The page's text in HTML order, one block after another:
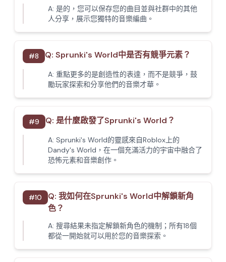
A: 是的，您可以保存您的曲目並與社群中的其他
人分享，展示您獨特的音樂編曲。
#8 Q: Sprunki's World中是否有競爭元素？
A: 重點更多的是創造性的表達，而不是競爭，鼓
勵玩家探索和分享他們的音樂才華。
#9 Q: 是什麼啟發了Sprunki's World？
A: Sprunki's World的靈感來自Roblox上的
Dandy's World，在一個充滿活力的宇宙中融合了
恐怖元素和音樂創作。
#10 Q: 我如何在Sprunki's World中解鎖新角
色？
A: 搜尋結果未指定解鎖新角色的機制；所有18個
都從一開始就可以用於您的音樂探索。